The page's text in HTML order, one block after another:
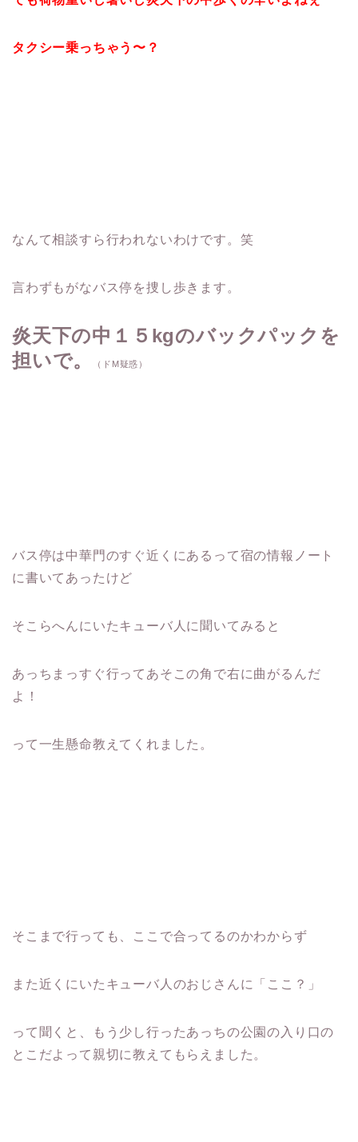
タクシー乗っちゃう〜？
なんて相談すら行われないわけです。笑
言わずもがなバス停を捜し歩きます。
炎天下の中１５kgのバックパックを
担いで。
（ドM疑惑）
バス停は中華門のすぐ近くにあるって宿の情報ノート
に書いてあったけど
そこらへんにいたキューバ人に聞いてみると
あっちまっすぐ行ってあそこの角で右に曲がるんだ
よ！
って一生懸命教えてくれました。
そこまで行っても、ここで合ってるのかわからず
また近くにいたキューバ人のおじさんに「ここ？」
って聞くと、もう少し行ったあっちの公園の入り口の
とこだよって親切に教えてもらえました。